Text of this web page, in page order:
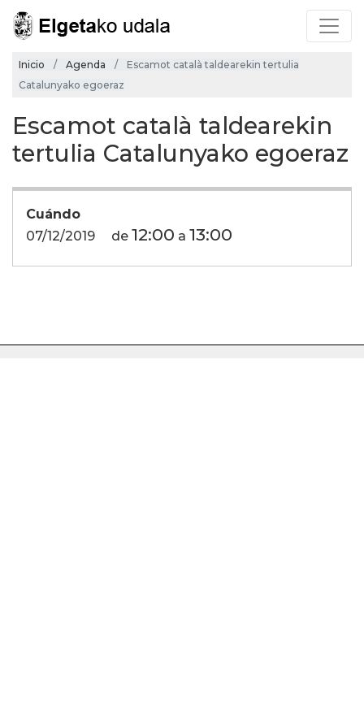
Inicio Agenda
Escamot català taldearekin tertulia
Catalunyako egoeraz
Escamot català taldearekin
tertulia Catalunyako egoeraz
Cuándo
07/12/2019
de 12:00 a 13:00